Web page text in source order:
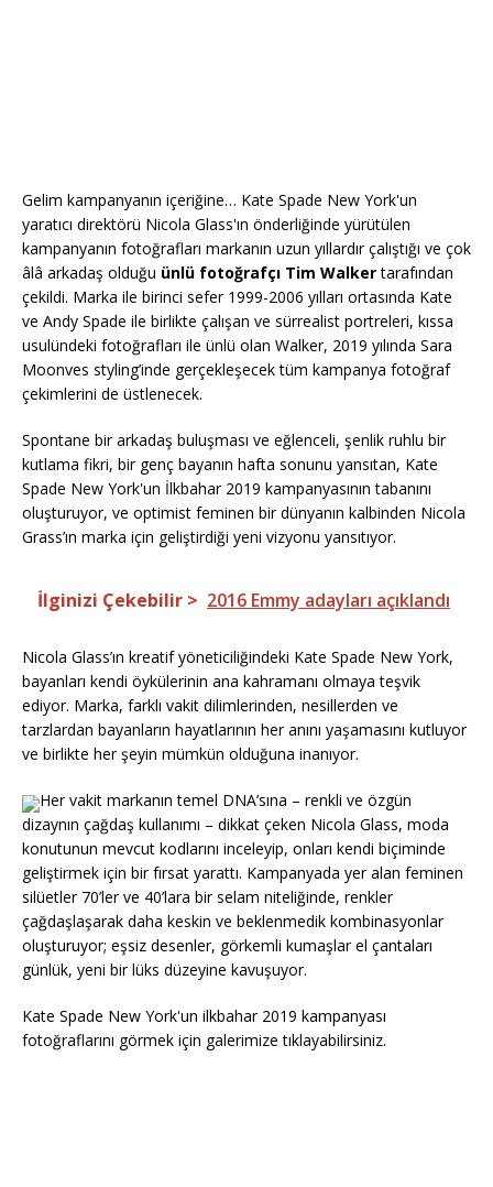
Gelim kampanyanın içeriğine… Kate Spade New York'un
yaratıcı direktörü Nicola Glass'ın önderliğinde yürütülen
kampanyanın fotoğrafları markanın uzun yıllardır çalıştığı ve çok
âlâ arkadaş olduğu ünlü fotoğrafçı Tim Walkertarafından
çekildi. Marka ile birinci sefer 1999-2006 yılları ortasında Kate
ve Andy Spade ile birlikte çalışan ve sürrealist portreleri, kıssa
usulündeki fotoğrafları ile ünlü olan Walker, 2019 yılında Sara
Moonves styling’inde gerçekleşecek tüm kampanya fotoğraf
çekimlerini de üstlenecek.
Spontane bir arkadaş buluşması ve eğlenceli, şenlik ruhlu bir
kutlama fikri, bir genç bayanın hafta sonunu yansıtan, Kate
Spade New York'un İlkbahar 2019 kampanyasının tabanını
oluşturuyor, ve optimist feminen bir dünyanın kalbinden Nicola
Grass’ın marka için geliştirdiği yeni vizyonu yansıtıyor.
İlginizi Çekebilir > 2016 Emmy adayları açıklandı
Nicola Glass’ın kreatif yöneticiliğindeki Kate Spade New York,
bayanları kendi öykülerinin ana kahramanı olmaya teşvik
ediyor. Marka, farklı vakit dilimlerinden, nesillerden ve
tarzlardan bayanların hayatlarının her anını yaşamasını kutluyor
ve birlikte her şeyin mümkün olduğuna inanıyor.
Her vakit markanın temel DNA’sına – renkli ve özgün
dizaynın çağdaş kullanımı – dikkat çeken Nicola Glass, moda
konutunun mevcut kodlarını inceleyip, onları kendi biçiminde
geliştirmek için bir fırsat yarattı. Kampanyada yer alan feminen
silüetler 70’ler ve 40’lara bir selam niteliğinde, renkler
çağdaşlaşarak daha keskin ve beklenmedik kombinasyonlar
oluşturuyor; eşsiz desenler, görkemli kumaşlar el çantaları
günlük, yeni bir lüks düzeyine kavuşuyor.
Kate Spade New York'un ilkbahar 2019 kampanyası
fotoğraflarını görmek için galerimize tıklayabilirsiniz.